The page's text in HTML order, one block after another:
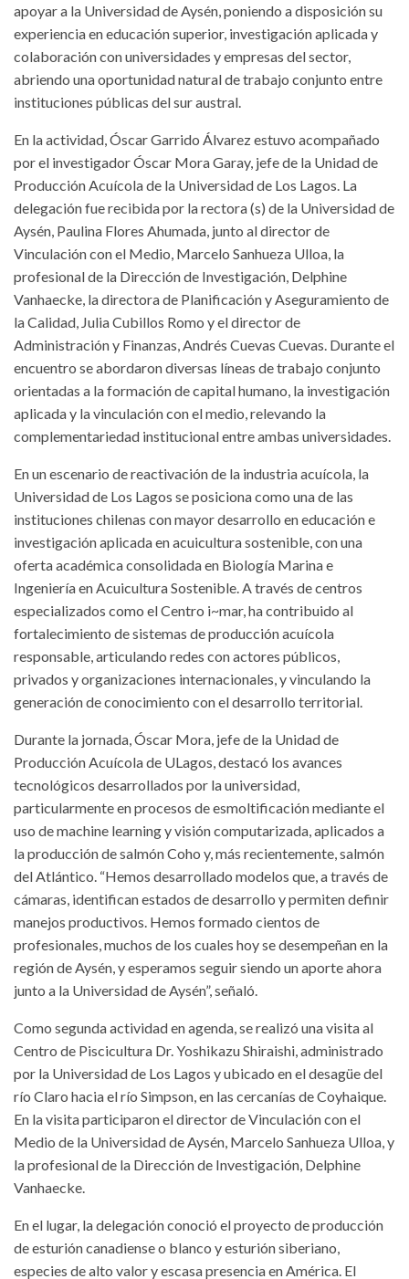
apoyar a la Universidad de Aysén, poniendo a disposición su
experiencia en educación superior, investigación aplicada y
colaboración con universidades y empresas del sector,
abriendo una oportunidad natural de trabajo conjunto entre
instituciones públicas del sur austral.
En la actividad, Óscar Garrido Álvarez estuvo acompañado
por el investigador Óscar Mora Garay, jefe de la Unidad de
Producción Acuícola de la Universidad de Los Lagos. La
delegación fue recibida por la rectora (s) de la Universidad de
Aysén, Paulina Flores Ahumada, junto al director de
Vinculación con el Medio, Marcelo Sanhueza Ulloa, la
profesional de la Dirección de Investigación, Delphine
Vanhaecke, la directora de Planificación y Aseguramiento de
la Calidad, Julia Cubillos Romo y el director de
Administración y Finanzas, Andrés Cuevas Cuevas. Durante el
encuentro se abordaron diversas líneas de trabajo conjunto
orientadas a la formación de capital humano, la investigación
aplicada y la vinculación con el medio, relevando la
complementariedad institucional entre ambas universidades.
En un escenario de reactivación de la industria acuícola, la
Universidad de Los Lagos se posiciona como una de las
instituciones chilenas con mayor desarrollo en educación e
investigación aplicada en acuicultura sostenible, con una
oferta académica consolidada en Biología Marina e
Ingeniería en Acuicultura Sostenible. A través de centros
especializados como el Centro i~mar, ha contribuido al
fortalecimiento de sistemas de producción acuícola
responsable, articulando redes con actores públicos,
privados y organizaciones internacionales, y vinculando la
generación de conocimiento con el desarrollo territorial.
Durante la jornada, Óscar Mora, jefe de la Unidad de
Producción Acuícola de ULagos, destacó los avances
tecnológicos desarrollados por la universidad,
particularmente en procesos de esmoltificación mediante el
uso de machine learning y visión computarizada, aplicados a
la producción de salmón Coho y, más recientemente, salmón
del Atlántico. “Hemos desarrollado modelos que, a través de
cámaras, identifican estados de desarrollo y permiten definir
manejos productivos. Hemos formado cientos de
profesionales, muchos de los cuales hoy se desempeñan en la
región de Aysén, y esperamos seguir siendo un aporte ahora
junto a la Universidad de Aysén”, señaló.
Como segunda actividad en agenda, se realizó una visita al
Centro de Piscicultura Dr. Yoshikazu Shiraishi, administrado
por la Universidad de Los Lagos y ubicado en el desagüe del
río Claro hacia el río Simpson, en las cercanías de Coyhaique.
En la visita participaron el director de Vinculación con el
Medio de la Universidad de Aysén, Marcelo Sanhueza Ulloa, y
la profesional de la Dirección de Investigación, Delphine
Vanhaecke.
En el lugar, la delegación conoció el proyecto de producción
de esturión canadiense o blanco y esturión siberiano,
especies de alto valor y escasa presencia en América. El